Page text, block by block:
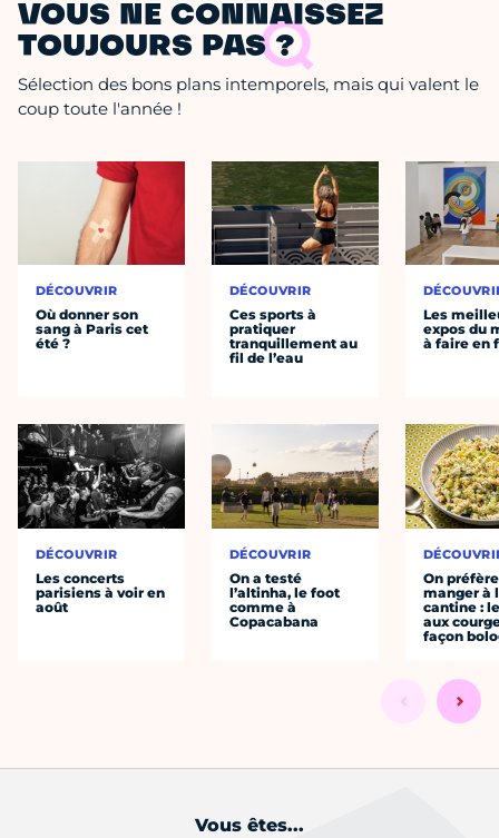
VOUS NE CONNAISSEZ
TOUJOURS PAS ?
Sélection des bons plans intemporels, mais qui valent le
coup toute l'année !
DÉCOUVRIR
Où donner son
sang à Paris cet
été ?
DÉCOUVRIR
Les concerts
parisiens à voir en
août
DÉCOUVRIR
Ces sports à
pratiquer
tranquillement au
fil de l’eau
DÉCOUVRIR
On a testé
l’altinha, le foot
comme à
Copacabana
Les
expos du
à faire en
On préfère
manger à
cantine :
aux
façon
Vous êtes...